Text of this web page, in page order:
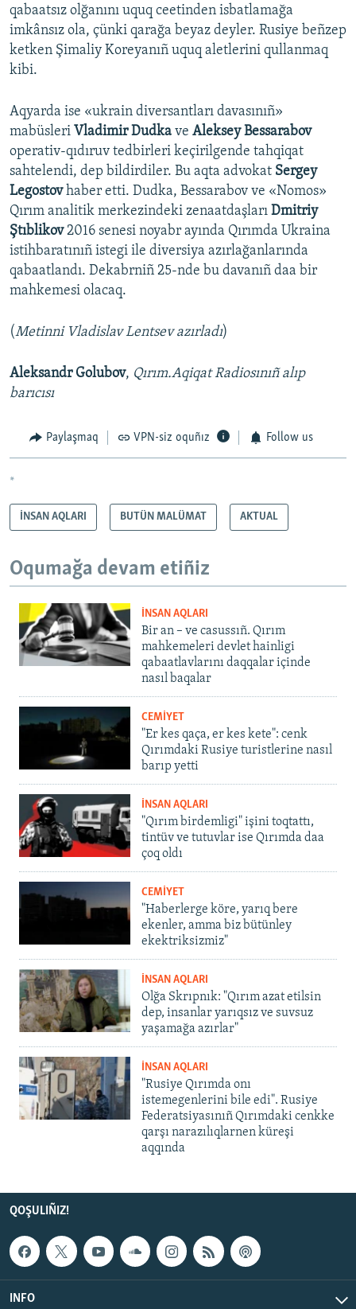
qabaatsız olğanını uquq ceetinden isbatlamağa
imkânsız ola, çünki qarağa beyaz deyler. Rusiye beñzep
ketken Şimaliy Koreyanıñ uquq aletlerini qullanmaq
kibi.
Aqyarda ise «ukrain diversantları davasınıñ»
mabüsleri Vladimir Dudka ve Aleksey Bessarabov
operativ-qıdıruv tedbirleri keçirilgende tahqiqat
sahtelendi, dep bildirdiler. Bu aqta advokat Sergey
Legostovhaber etti. Dudka, Bessarabov ve «Nomos»
Qırım analitik merkezindeki zenaatdaşları Dmitriy
Ştıblikov2016 senesi noyabr ayında Qırımda Ukraina
istihbaratınıñ istegi ile diversiya azırlağanlarında
qabaatlandı. Dekabrniñ 25-nde bu davanıñ daa bir
mahkemesi olacaq.
(Metinni Vladislav Lentsev azırladı)
Aleksandr Golubov, Qırım.Aqiqat Radiosınıñ alıp
barıcısı
Paylaşmaq VPN-siz oquñız Follow us
*
İNSAN AQLARI BUTÜN MALÜMAT AKTUAL
Oqumağa devam etiñiz
İNSAN AQLARI
Bir an – ve casussıñ. Qırım
mahkemeleri devlet hainligi
qabaatlavlarını daqqalar içinde
nasıl baqalar
CEMİYET
"Er kes qaça, er kes kete": cenk
Qırımdaki Rusiye turistlerine nasıl
barıp yetti
İNSAN AQLARI
"Qırım birdemligi" işini toqtattı,
tintüv ve tutuvlar ise Qırımda daa
çoq oldı
CEMİYET
"Haberlerge köre, yarıq bere
ekenler, amma biz bütünley
ekektriksizmiz"
İNSAN AQLARI
Olğa Skrıpnık: "Qırım azat etilsin
dep, insanlar yarıqsız ve suvsuz
yaşamağa azırlar"
İNSAN AQLARI
"Rusiye Qırımda onı
istemegenlerini bile edi". Rusiye
Federatsiyasınıñ Qırımdaki cenkke
qarşı narazılıqlarnen küreşi
aqqında
QOŞULIÑIZ!
INFO